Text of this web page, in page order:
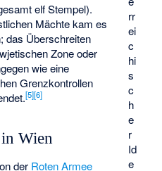
rr
ei
c
hi
s
c
h
e
r
Id
e
elf Stempel).
Mächte kam es
das Überschreiten
Zone oder
wie eine
Grenzkontrollen
[5][6]
Wien
der Roten Armee